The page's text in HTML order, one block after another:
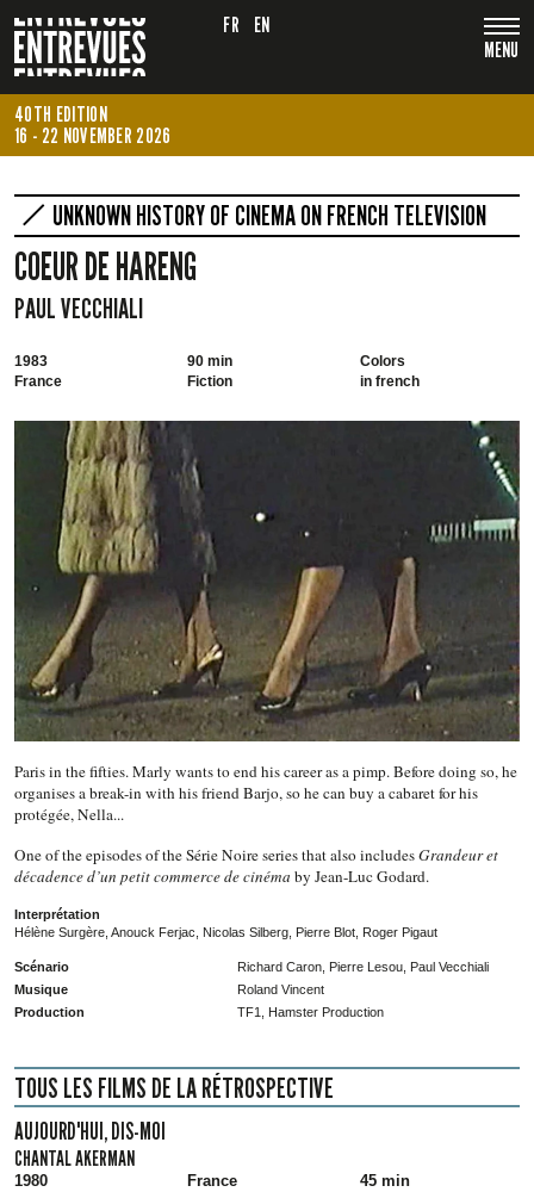
MENU
FR EN
40TH EDITION
16 - 22 NOVEMBER 2026
UNKNOWN HISTORY OF CINEMA ON FRENCH TELEVISION
COEUR DE HARENG
PAUL VECCHIALI
1983
France
90 min
Fiction
Colors
in french
Paris in the fifties. Marly wants to end his career as a pimp. Before doing so, he
organises a break-in with his friend Barjo, so he can buy a cabaret for his
protégée, Nella...
One of the episodes of the Série Noire series that also includesGrandeur et
décadence d’un petit commerce de cinéma by Jean-Luc Godard.
Interprétation
Hélène Surgère, Anouck Ferjac, Nicolas Silberg, Pierre Blot, Roger Pigaut
Scénario
Richard Caron, Pierre Lesou, Paul Vecchiali
Musique
Roland Vincent
Production
TF1, Hamster Production
TOUS LES FILMS DE LA RÉTROSPECTIVE
AUJOURD'HUI, DIS-MOI
CHANTAL AKERMAN
1980 France 45 min